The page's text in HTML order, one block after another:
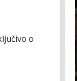
o